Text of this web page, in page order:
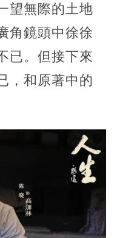
望無際的土地
角鏡頭中徐徐
已。但接下來
，和原著中的